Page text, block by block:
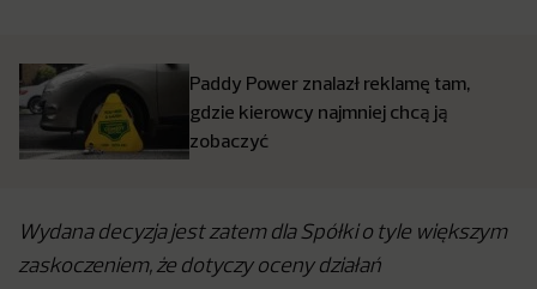
Paddy Power znalazł reklamę tam,
gdzie kierowcy najmniej chcą ją
zobaczyć
Wydana decyzja jest zatem dla Spółki o tyle większym
zaskoczeniem, że dotyczy oceny działań